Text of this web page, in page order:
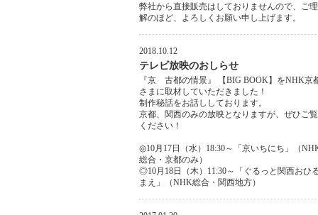
弊社から直接販売はしておりませんので、ご理
解のほど、よろしくお願い申し上げます。
2018.10.12
テレビ放映のおしらせ
『京 古都の情景』 【BIG BOOK】をNHK京
さまに取材していただきました！
制作秘話をお話ししております。
京都、関西のみの放映となりますが、ぜひご覧
ください！
◎10月17日（水）18:30～「京いちにち」（
総合・京都のみ）
◎10月18日（木）11:30～「ぐるっと関西おひ
まえ」（NHK総合・関西地方）